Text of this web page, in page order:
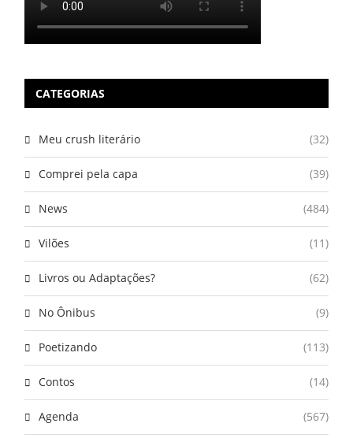
CATEGORIAS
Meu crush literário (32)
Comprei pela capa (39)
News (484)
Vilões (11)
Livros ou Adaptações? (62)
No Ônibus (9)
Poetizando (113)
Contos (14)
Agenda (567)